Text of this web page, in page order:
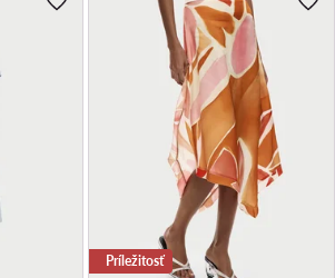
Príležitosť